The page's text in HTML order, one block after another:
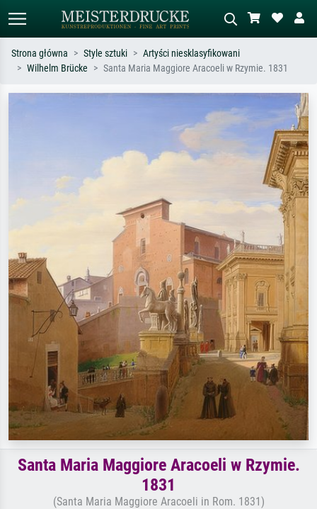
abstrakcja z czerwienią, ciemny olej,
stojący akt obok drzewa.
Strona główna Style sztuki
Artyści niesklasyfikowani
Wilhelm Brücke
Santa Maria Maggiore Aracoeli w Rzymie. 1831
Santa Maria Maggiore Aracoeli w Rzymie.
1831
(Santa Maria Maggiore Aracoeli in Rom. 1831)